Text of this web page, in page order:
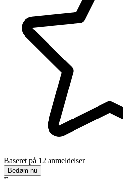
Baseret på 12 anmeldelser
Bedøm nu